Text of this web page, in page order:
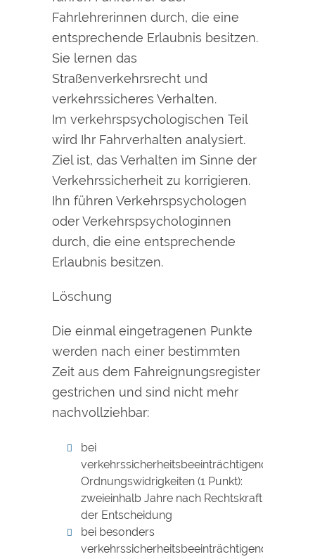
Fahrlehrerinnen durch, die eine
entsprechende Erlaubnis besitzen.
Sie lernen das
Straßenverkehrsrecht und
verkehrssicheres Verhalten.
Im verkehrspsychologischen Teil
wird Ihr Fahrverhalten analysiert.
Ziel ist, das Verhalten im Sinne der
Verkehrssicherheit zu korrigieren.
Ihn führen Verkehrspsychologen
oder Verkehrspsychologinnen
durch, die eine entsprechende
Erlaubnis besitzen.
Löschung
Die einmal eingetragenen Punkte
werden nach einer bestimmten
Zeit aus dem Fahreignungsregister
gestrichen und sind nicht mehr
nachvollziehbar:
bei
verkehrssicherheitsbeeinträchtigenden
Ordnungswidrigkeiten (1 Punkt):
zweieinhalb Jahre nach Rechtskraft
der Entscheidung
bei besonders
verkehrssicherheitsbeeinträchtigenden